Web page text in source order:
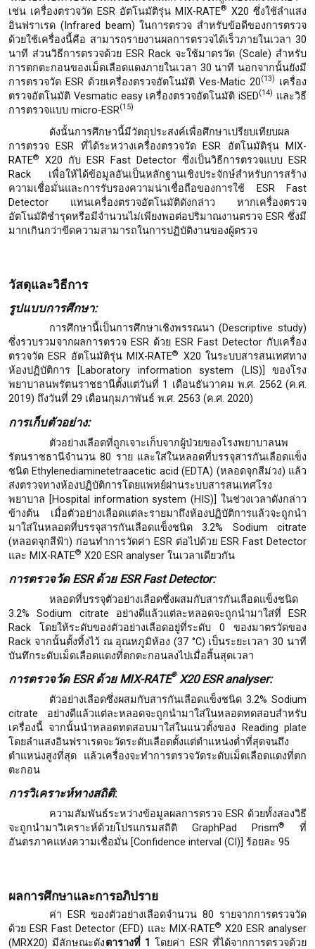
เช่น เครื่องตรวจวัด ESR อัตโนมัติรุ่น MIX-RATE® X20 ซึ่งใช้ลำแสง
อินฟราเรด (Infrared beam) ในการตรวจ สำหรับข้อดีของการตรวจ
ด้วยใช้เครื่องนี้คือ สามารถรายงานผลการตรวจได้เร็วภายในเวลา 30
นาที ส่วนวิธีการตรวจด้วย ESR Rack จะใช้มาตรวัด (Scale) สำหรับ
การตกตะกอนของเม็ดเลือดแดงภายในเวลา 30 นาที นอกจากนั้นยังมี
การตรวจวัด ESR ด้วยเครื่องตรวจอัตโนมัติ Ves-Matic 20(13)
เครื่อง
ตรวจอัตโนมัติ Vesmatic easy เครื่องตรวจอัตโนมัติ iSED(14) และวิธี
การตรวจแบบ micro-ESR(15)
ดังนั้นการศึกษานี้มีวัตถุประสงค์เพื่อศึกษาเปรียบเทียบผล
การตรวจ ESR ที่ได้ระหว่างเครื่องตรวจวัด ESR อัตโนมัติรุ่น MIX-
RATE®
X20 กับ ESR Fast Detector ซึ่งเป็นวิธีการตรวจแบบ ESR
Rack เพื่อให้ได้ข้อมูลอันเป็นหลักฐานเชิงประจักษ์สำหรับการสร้าง
ความเชื่อมั่นและการรับรองความน่าเชื่อถือของการใช้ ESR Fast
Detector แทนเครื่องตรวจอัตโนมัติดังกล่าว หากเครื่องตรวจ
อัตโนมัติชำรุดหรือมีจำนวนไม่เพียงพอต่อปริมาณงานตรวจ ESR ซึ่งมี
มากเกินกว่าขีดความสามารถในการปฏิบัติงานของผู้ตรวจ
วัสดุและวิธีการ
รูปแบบการศึกษา:
การศึกษานี้เป็นการศึกษาเชิงพรรณนา (Descriptive study)
ซึ่งรวบรวมจากผลการตรวจ ESR ด้วย ESR Fast Detector กับเครื่อง
ตรวจวัด ESR อัตโนมัติรุ่น MIX-RATE®
X20 ในระบบสารสนเทศทาง
ห้องปฏิบัติการ [Laboratory information system (LIS)] ของโรง
พยาบาลนพรัตนราชธานีตั้งแต่วันที่ 1 เดือนธันวาคม พ.ศ. 2562 (ค.ศ.
2019) ถึงวันที่ 29 เดือนกุมภาพันธ์ พ.ศ. 2563 (ค.ศ. 2020)
การเก็บตัวอย่าง:
ตัวอย่างเลือดที่ถูกเจาะเก็บจากผู้ป่วยของโรงพยาบาลนพ
รัตนราชธานีจำนวน 80 ราย และใส่ในหลอดที่บรรจุสารกันเลือดแข็ง
ชนิด Ethylenediaminetetraacetic acid (EDTA) (หลอดจุกสีม่วง) แล้ว
ส่งตรวจทางห้องปฏิบัติการโดยแพทย์ผ่านระบบสารสนเทศโรง
พยาบาล [Hospital information system (HIS)] ในช่วงเวลาดังกล่าว
ข้างต้น เมื่อตัวอย่างเลือดแต่ละรายมาถึงห้องปฏิบัติการแล้วจะถูกนำ
มาใส่ในหลอดที่บรรจุสารกันเลือดแข็งชนิด 3.2% Sodium citrate
(หลอดจุกสีฟ้า) ก่อนทำการวัดค่า ESR ต่อไปด้วย ESR Fast Detector
และ MIX-RATE® X20 ESR analyser ในเวลาเดียวกัน
การตรวจวัด ESR ด้วย ESR Fast Detector:
หลอดที่บรรจุตัวอย่างเลือดซึ่งผสมกับสารกันเลือดแข็งชนิด
3.2% Sodium citrate อย่างดีแล้วแต่ละหลอดจะถูกนำมาใส่ที่ ESR
Rack โดยให้ระดับของตัวอย่างเลือดอยู่ที่ระดับ 0 ของมาตรวัดของ
Rack จากนั้นตั้งทิ้งไว้ ณ อุณหภูมิห้อง (37 °C) เป็นระยะเวลา 30 นาที
บันทึกระดับเม็ดเลือดแดงที่ตกตะกอนลงไปเมื่อสิ้นสุดเวลา
การตรวจวัด ESR ด้วย MIX-RATE®X20 ESR analyser:
ตัวอย่างเลือดซึ่งผสมกับสารกันเลือดแข็งชนิด 3.2% Sodium
citrate อย่างดีแล้วแต่ละหลอดจะถูกนำมาใส่ในหลอดทดสอบสำหรับ
เครื่องนี้ จากนั้นนำหลอดทดสอบมาใส่ในแนวตั้งของ Reading plate
โดยลำแสงอินฟราเรดจะวัดระดับเลือดตั้งแต่ตำแหน่งต่ำที่สุดจนถึง
ตำแหน่งสูงที่สุด แล้วเครื่องจะทำการตรวจวัดระดับเม็ดเลือดแดงที่ตก
ตะกอน
การวิเคราะห์ทางสถิติ:
ความสัมพันธ์ระหว่างข้อมูลผลการตรวจ ESR ด้วยทั้งสองวิธี
จะถูกนำมาวิเคราะห์ด้วยโปรแกรมสถิติ GraphPad Prism®
ที่
อันตรภาคแห่งความเชื่อมั่น [Confidence interval (CI)] ร้อยละ 95
ผลการศึกษาและการอภิปราย
ค่า ESR ของตัวอย่างเลือดจำนวน 80 รายจากการตรวจวัด
ด้วย ESR Fast Detector (EFD) และ MIX-RATE® X20 ESR analyser
(MRX20) มีลักษณะดังตารางที่ 1 โดยค่า ESR ที่ได้จากการตรวจด้วย